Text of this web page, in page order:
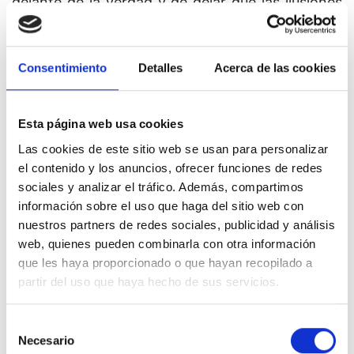
Consentimiento Detalles Acerca de las cookies
Esta página web usa cookies
Las cookies de este sitio web se usan para personalizar
el contenido y los anuncios, ofrecer funciones de redes
sociales y analizar el tráfico. Además, compartimos
información sobre el uso que haga del sitio web con
nuestros partners de redes sociales, publicidad y análisis
web, quienes pueden combinarla con otra información
que les haya proporcionado o que hayan recopilado a
partir del uso que haya hecho de sus servicios.
Necesario
sean tu guía. Se te dieron tus santos hermanos
para que siguiesen tus pasos conforme tú
caminas seguro de tu propósito hacia la
verdad. Ésta va delante de ti ahora, para que
identificarse, algo que entiendan que les señale el
camino.
10. Al final de la jornada, no obstante, no habrá
brecha ni distancia alguna entre la verdad y tú. Y
todas las ilusiones que marchaban por el mismo
camino que tú recorres se alejarán de ti, y no
quedará nada que mantenga a la verdad
separada de la compleción de Dios, la cual es tan
deja que la verdad te muestre el camino. No